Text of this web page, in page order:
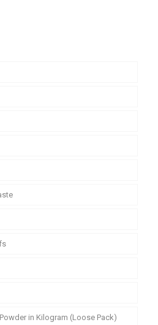
in Kilogram (Loose Pack)